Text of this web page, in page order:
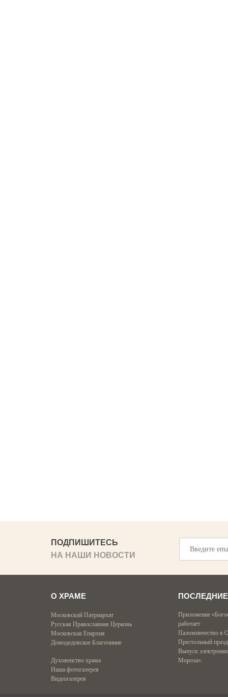
ПОДПИШИТЕСЬ
НА НАШИ НОВОСТИ
О ХРАМЕ
Московский Патриархат
Русская Православная Церковь
Московская Епархия
Домодедовское Благочиние
Духовенство храма
Наша фотогалерея
Видеогалерея
Приложение
работает
Паломничество в
Престольный
Выпуск
Мороза».